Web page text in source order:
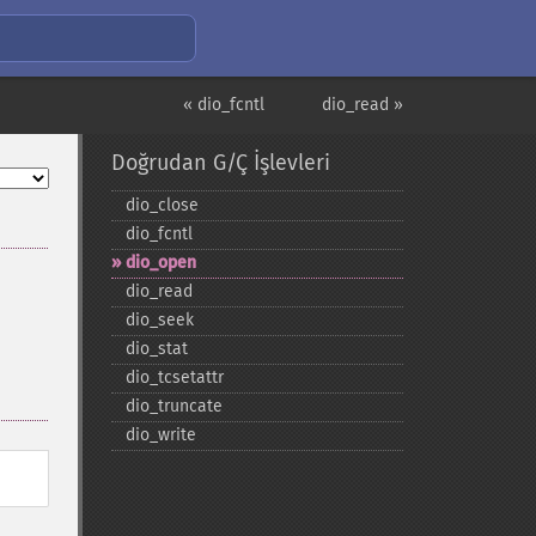
dio_read »
« dio_fcntl
Doğrudan G/Ç İşlevleri
dio_​close
dio_​fcntl
dio_​open
dio_​read
dio_​seek
dio_​stat
dio_​tcsetattr
dio_​truncate
dio_​write